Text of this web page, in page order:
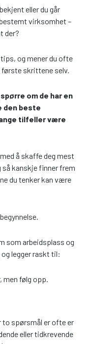
eller du går
virksomhet –
der?
og mener du ofte
skrittene selv.
om de har en
den beste
tilfeller være
å skaffe deg mest
kanskje finner frem
du tenker kan være
som arbeidsplass og
legger raskt til:
følg opp.
to spørsmål er ofte er
eller tidkrevende